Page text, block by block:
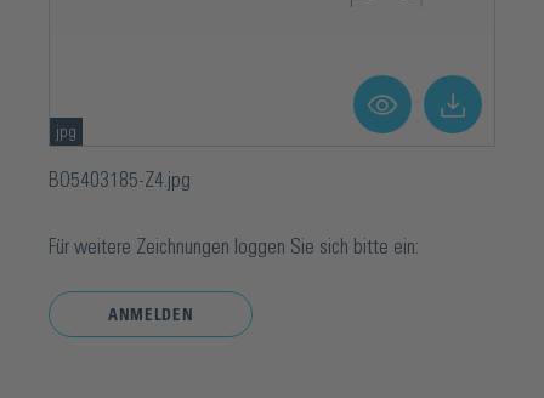
jpg
BO5403185-Z4.jpg
Für weitere Zeichnungen loggen Sie sich bitte ein:
ANMELDEN